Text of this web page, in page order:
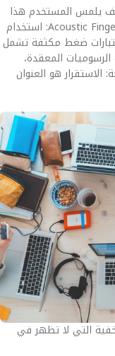
يلمس المستخدم هذا
التطور في يده. قمنا بإخضاع تقنية الـ Acoustic Fingerprinting: استخدام
ضغط مكثفة تشمل
المعقدة،
الاستقرار هو العنوان
التي لا تظهر في